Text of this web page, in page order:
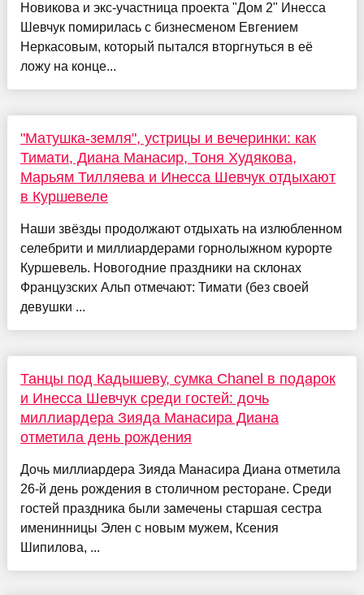
Новикова и экс-участница проекта "Дом 2" Инесса
Шевчук помирилась с бизнесменом Евгением
Неркасовым, который пытался вторгнуться в её
ложу на конце...
"Матушка-земля", устрицы и вечеринки: как
Тимати, Диана Манасир, Тоня Худякова,
Марьям Тилляева и Инесса Шевчук отдыхают
в Куршевеле
Наши звёзды продолжают отдыхать на излюбленном
селебрити и миллиардерами горнолыжном курорте
Куршевель. Новогодние праздники на склонах
Французских Альп отмечают: Тимати (без своей
девушки ...
Танцы под Кадышеву, сумка Chanel в подарок
и Инесса Шевчук среди гостей: дочь
миллиардера Зияда Манасира Диана
отметила день рождения
Дочь миллиардера Зияда Манасира Диана отметила
26-й день рождения в столичном ресторане. Среди
гостей праздника были замечены старшая сестра
именинницы Элен с новым мужем, Ксения
Шипилова, ...